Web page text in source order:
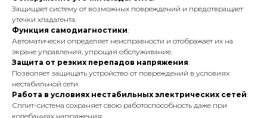
Защищает систему от возможных повреждений и предотвращает
утечки хладагента.
Функция самодиагностики:
Автоматически определяет неисправности и отображает их на
экране управления, упрощая обслуживание.
Защита от резких перепадов напряжения:
Позволяет защищать устройство от повреждений в условиях
нестабильной сети.
Работа в условиях нестабильных электрических сетей:
Сплит-система сохраняет свою работоспособность даже при
колебаниях напряжения.